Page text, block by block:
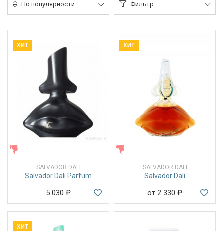
По популярности Фильтр
ХИТ
SALVADOR DALI
Salvador Dali Parfum
5 030 ₽
ХИТ
SALVADOR DALI
Salvador Dali
от 2 330 ₽
ХИТ